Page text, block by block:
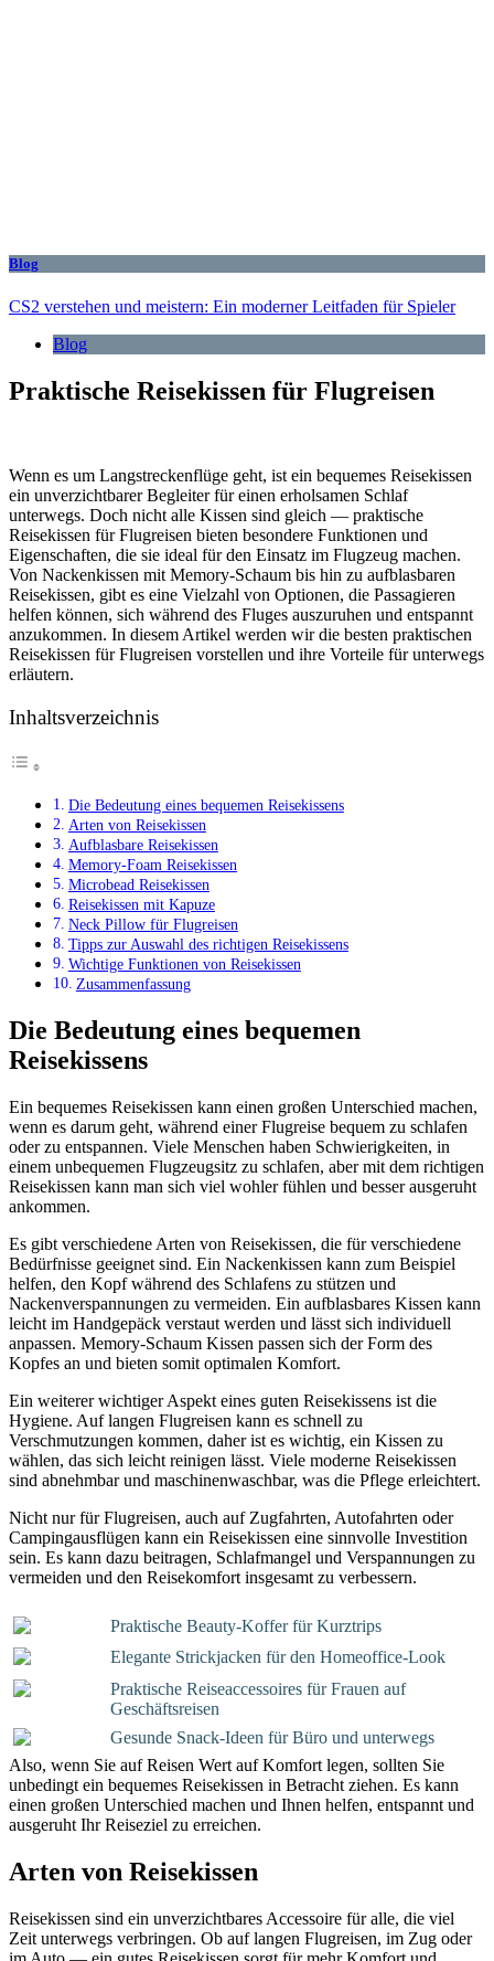
Blog
CS2 verstehen und meistern: Ein moderner Leitfaden für Spieler
Blog
Praktische Reisekissen für Flugreisen
Wenn es um Langstreckenflüge geht, ist ein bequemes Reisekissen
ein unverzichtbarer Begleiter für einen erholsamen Schlaf
unterwegs. Doch nicht alle Kissen sind gleich — praktische
Reisekissen für Flugreisen bieten besondere Funktionen und
Eigenschaften, die sie ideal für den Einsatz im Flugzeug machen.
Von Nackenkissen mit Memory-Schaum bis hin zu aufblasbaren
Reisekissen, gibt es eine Vielzahl von Optionen, die Passagieren
helfen können, sich während des Fluges auszuruhen und entspannt
anzukommen. In diesem Artikel werden wir die besten praktischen
Reisekissen für Flugreisen vorstellen und ihre Vorteile für unterwegs
erläutern.
Inhaltsverzeichnis
Die Bedeutung eines bequemen Reisekissens
Arten von Reisekissen
Aufblasbare Reisekissen
Memory-Foam Reisekissen
Microbead Reisekissen
Reisekissen mit Kapuze
Neck Pillow für Flugreisen
Tipps zur Auswahl des richtigen Reisekissens
Wichtige Funktionen von Reisekissen
Zusammenfassung
Die Bedeutung eines bequemen
Reisekissens
Ein bequemes Reisekissen kann einen großen Unterschied machen,
wenn es darum geht, während einer Flugreise bequem zu schlafen
oder zu entspannen. Viele Menschen haben Schwierigkeiten, in
einem unbequemen Flugzeugsitz zu schlafen, aber mit dem richtigen
Reisekissen kann man sich viel wohler fühlen und besser ausgeruht
ankommen.
Es gibt verschiedene Arten von Reisekissen, die für verschiedene
Bedürfnisse geeignet sind. Ein Nackenkissen kann zum Beispiel
helfen, den Kopf während des Schlafens zu stützen und
Nackenverspannungen zu vermeiden. Ein aufblasbares Kissen kann
leicht im Handgepäck verstaut werden und lässt sich individuell
anpassen. Memory-Schaum Kissen passen sich der Form des
Kopfes an und bieten somit optimalen Komfort.
Ein weiterer wichtiger Aspekt eines guten Reisekissens ist die
Hygiene. Auf langen Flugreisen kann es schnell zu
Verschmutzungen kommen, daher ist es wichtig, ein Kissen zu
wählen, das sich leicht reinigen lässt. Viele moderne Reisekissen
sind abnehmbar und maschinenwaschbar, was die Pflege erleichtert.
Nicht nur für Flugreisen, auch auf Zugfahrten, Autofahrten oder
Campingausflügen kann ein Reisekissen eine sinnvolle Investition
sein. Es kann dazu beitragen, Schlafmangel und Verspannungen zu
vermeiden und den Reisekomfort insgesamt zu verbessern.
Praktische Beauty-Koffer für Kurztrips
Elegante Strickjacken für den Homeoffice-Look
Praktische Reiseaccessoires für Frauen auf
Geschäftsreisen
Gesunde Snack-Ideen für Büro und unterwegs
Also, wenn Sie auf Reisen Wert auf Komfort legen, sollten Sie
unbedingt ein bequemes Reisekissen in Betracht ziehen. Es kann
einen großen Unterschied machen und Ihnen helfen, entspannt und
ausgeruht Ihr Reiseziel zu erreichen.
Arten von Reisekissen
Reisekissen sind ein unverzichtbares Accessoire für alle, die viel
Zeit unterwegs verbringen. Ob auf langen Flugreisen, im Zug oder